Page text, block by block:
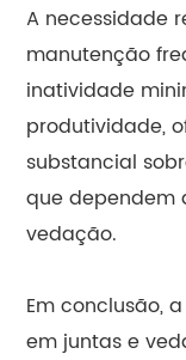
A necessidade
manutenção
inatividade
produtividade,
substancial
que dependem
vedação.
Em conclusão,
em juntas e